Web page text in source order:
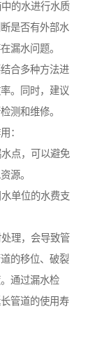
的水进行水质
是否有外部水
漏水问题。
合多种方法进
。同时，建议
测和维修。
：
点，可以避免
源。
单位的水费支
理，会导致管
的移位、破裂
通过漏水检
管道的使用寿